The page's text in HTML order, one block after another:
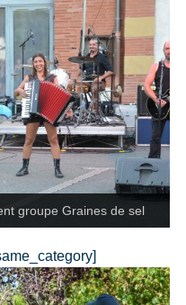
groupe Graines de sel